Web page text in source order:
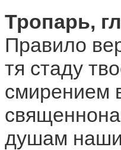
Тропарь,
Правило
тя стаду
смирением
душам